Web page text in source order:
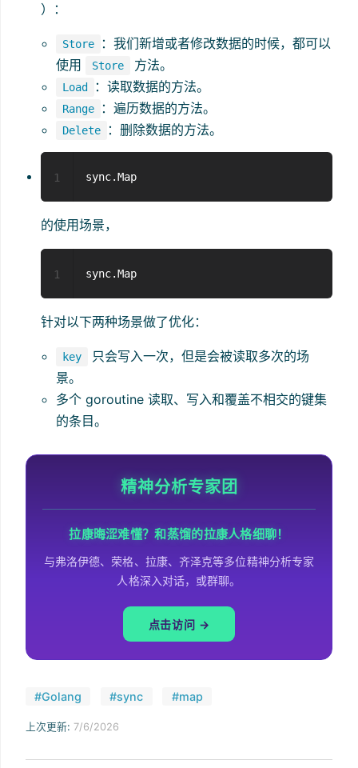
）：
Store
：我们新增或者修改数据的时候，都可以
使用
Store 方法。
Load ：读取数据的方法。
Range ：遍历数据的方法。
Delete ：删除数据的方法。
1
的使用场景，
1
针对以下两种场景做了优化：
key
只会写入一次，但是会被读取多次的场
景。
多个 goroutine 读取、写入和覆盖不相交的键集
的条目。
精神分析专家团
拉康晦涩难懂？和蒸馏的拉康人格细聊！
与弗洛伊德、荣格、拉康、齐泽克等多位精神分析专家
人格深入对话，或群聊。
点击访问 →
#Golang #sync #map
上次更新: 7/6/2026